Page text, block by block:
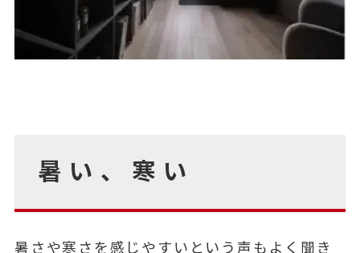
暑い、寒い
暑さや寒さを感じやすいという声もよく聞き